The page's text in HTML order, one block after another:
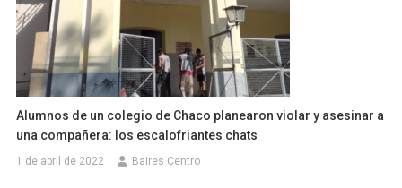
Alumnos de un colegio de Chaco planearon violar y asesinar a
una compañera: los escalofriantes chats
1 de abril de 2022 Baires Centro